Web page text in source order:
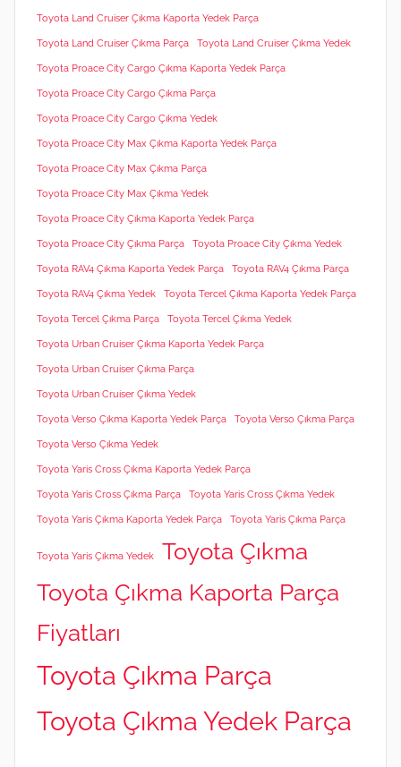
Toyota Land Cruiser Çıkma Kaporta Yedek Parça
Toyota Land Cruiser Çıkma Parça Toyota Land Cruiser Çıkma Yedek
Toyota Proace City Cargo Çıkma Kaporta Yedek Parça
Toyota Proace City Cargo Çıkma Parça
Toyota Proace City Cargo Çıkma Yedek
Toyota Proace City Max Çıkma Kaporta Yedek Parça
Toyota Proace City Max Çıkma Parça
Toyota Proace City Max Çıkma Yedek
Toyota Proace City Çıkma Kaporta Yedek Parça
Toyota Proace City Çıkma Parça Toyota Proace City Çıkma Yedek
Toyota RAV4 Çıkma Kaporta Yedek Parça Toyota RAV4 Çıkma Parça
Toyota RAV4 Çıkma Yedek Toyota Tercel Çıkma Kaporta Yedek Parça
Toyota Tercel Çıkma Parça Toyota Tercel Çıkma Yedek
Toyota Urban Cruiser Çıkma Kaporta Yedek Parça
Toyota Urban Cruiser Çıkma Parça
Toyota Urban Cruiser Çıkma Yedek
Toyota Verso Çıkma Kaporta Yedek Parça Toyota Verso Çıkma Parça
Toyota Verso Çıkma Yedek
Toyota Yaris Cross Çıkma Kaporta Yedek Parça
Toyota Yaris Cross Çıkma Parça Toyota Yaris Cross Çıkma Yedek
Toyota Yaris Çıkma Kaporta Yedek Parça Toyota Yaris Çıkma Parça
Toyota Yaris Çıkma Yedek
Toyota Çıkma
Toyota Çıkma Kaporta Parça
Fiyatları
Toyota Çıkma Parça
Toyota Çıkma Yedek Parça